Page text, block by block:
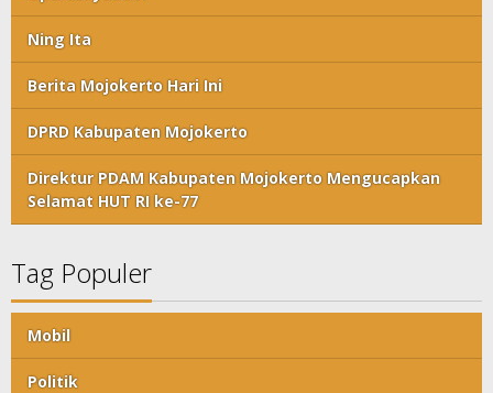
Ning Ita
Berita Mojokerto Hari Ini
DPRD Kabupaten Mojokerto
Direktur PDAM Kabupaten Mojokerto Mengucapkan
Selamat HUT RI ke-77
Tag Populer
Mobil
Politik